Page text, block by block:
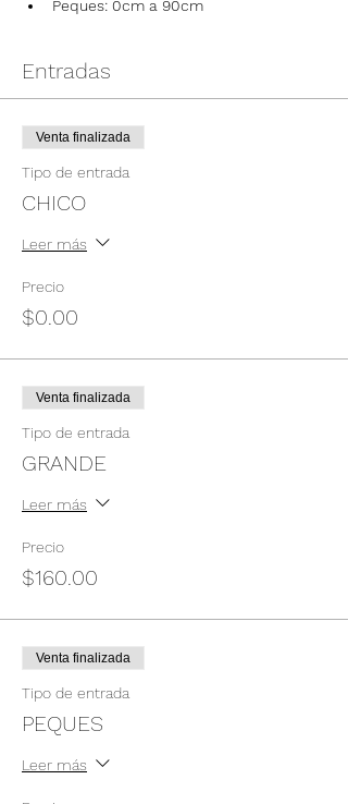
Peques: 0cm a 90cm
Entradas
Venta finalizada
Tipo de entrada
CHICO
Leer más
Precio
$0.00
Venta finalizada
Tipo de entrada
GRANDE
Leer más
Precio
$160.00
Venta finalizada
Tipo de entrada
PEQUES
Leer más